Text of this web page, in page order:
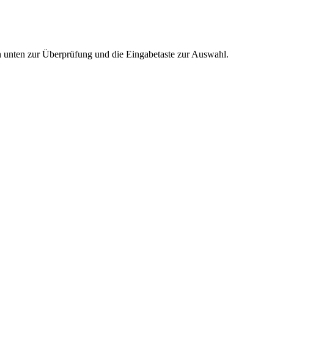
zur Überprüfung und die Eingabetaste zur Auswahl.